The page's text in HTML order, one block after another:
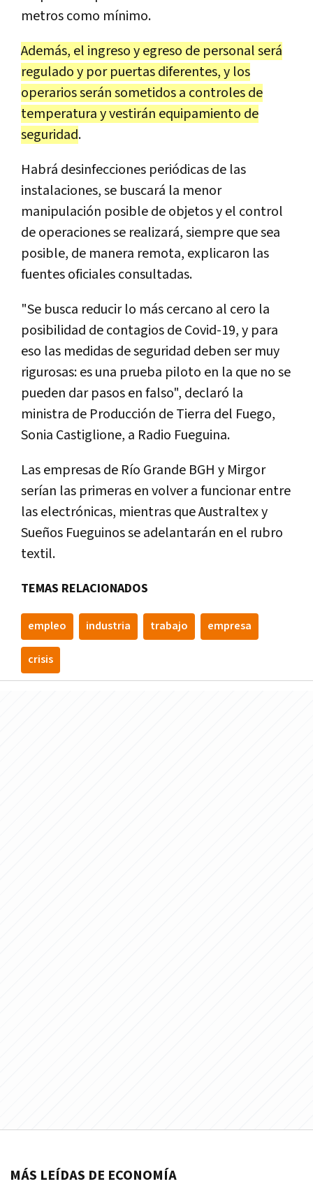
metros como mínimo.
Además, el ingreso y egreso de personal será
regulado y por puertas diferentes, y los
operarios serán sometidos a controles de
temperatura y vestirán equipamiento de
seguridad.
Habrá desinfecciones periódicas de las
instalaciones, se buscará la menor
manipulación posible de objetos y el control
de operaciones se realizará, siempre que sea
posible, de manera remota, explicaron las
fuentes oficiales consultadas.
"Se busca reducir lo más cercano al cero la
posibilidad de contagios de Covid-19, y para
eso las medidas de seguridad deben ser muy
rigurosas: es una prueba piloto en la que no se
pueden dar pasos en falso", declaró la
ministra de Producción de Tierra del Fuego,
Sonia Castiglione, a Radio Fueguina.
Las empresas de Río Grande BGH y Mirgor
serían las primeras en volver a funcionar entre
las electrónicas, mientras que Australtex y
Sueños Fueguinos se adelantarán en el rubro
textil.
TEMAS RELACIONADOS
empleo industria trabajo empresa
crisis
MÁS LEÍDAS DE ECONOMÍA